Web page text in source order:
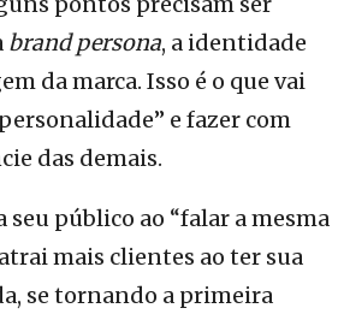
brand persona, a identidade
da marca. Isso é o que vai
e fazer com
das demais.
seu público ao “falar a mesma
mais clientes ao ter sua
se tornando a primeira